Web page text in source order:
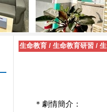
生命教育 / 生命教育研習 /
＊劇情簡介：